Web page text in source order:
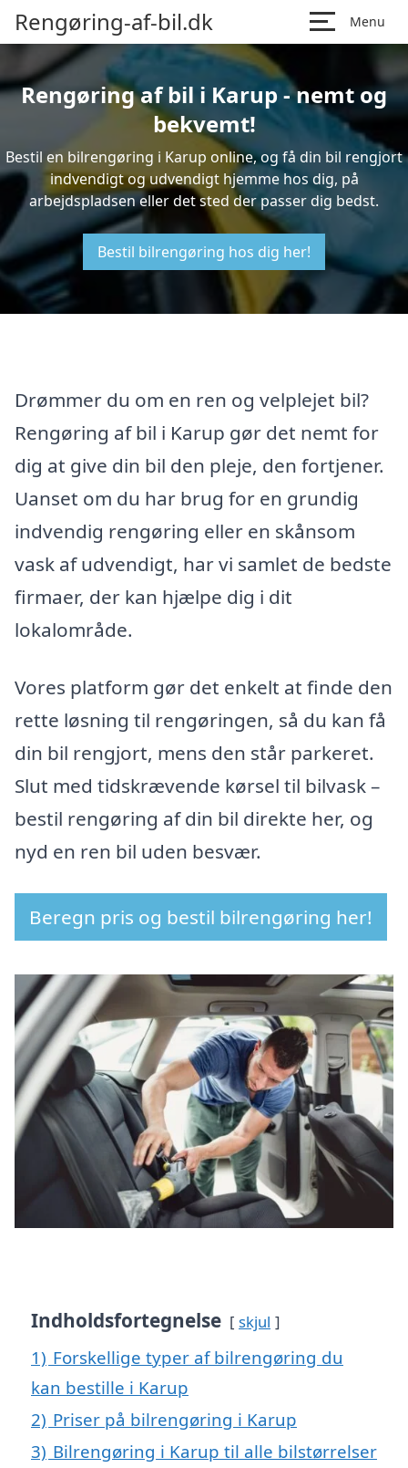
Rengøring-af-bil.dk Menu
Rengøring af bil i Karup - nemt og
bekvemt!
Bestil en bilrengøring i Karup online, og få din bil rengjort
indvendigt og udvendigt hjemme hos dig, på
arbejdspladsen eller det sted der passer dig bedst.
Bestil bilrengøring hos dig her!
Drømmer du om en ren og velplejet bil?
Rengøring af bil i Karup gør det nemt for
dig at give din bil den pleje, den fortjener.
Uanset om du har brug for en grundig
indvendig rengøring eller en skånsom
vask af udvendigt, har vi samlet de bedste
firmaer, der kan hjælpe dig i dit
lokalområde.
Vores platform gør det enkelt at finde den
rette løsning til rengøringen, så du kan få
din bil rengjort, mens den står parkeret.
Slut med tidskrævende kørsel til bilvask –
bestil rengøring af din bil direkte her, og
nyd en ren bil uden besvær.
Beregn pris og bestil bilrengøring her!
Indholdsfortegnelse skjul
1) Forskellige typer af bilrengøring du
kan bestille i Karup
2) Priser på bilrengøring i Karup
3) Bilrengøring i Karup til alle bilstørrelser